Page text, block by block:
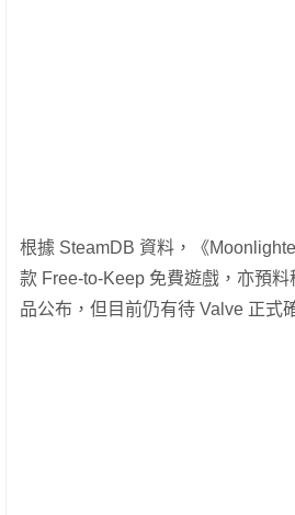
根據 SteamDB 資料，《
款 Free-to-Keep 免費遊戲，亦預
品公布，但目前仍有待 Valve 正式